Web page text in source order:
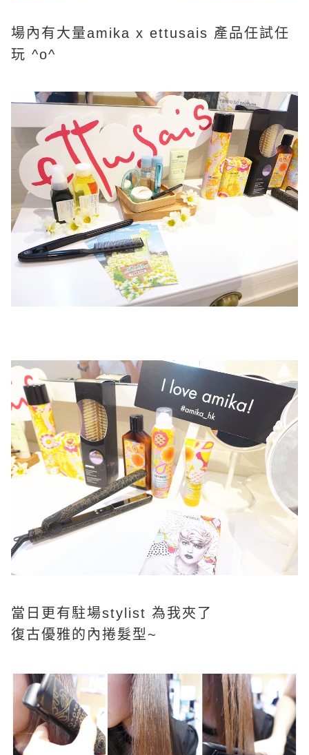
場內有大量amika x ettusais 產品任試任
玩 ^o^
當日更有駐場stylist 為我夾了
復古優雅的內捲髮型~